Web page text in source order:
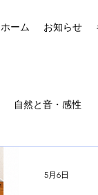
ホーム お知らせ
自然と音・感性
5月6日